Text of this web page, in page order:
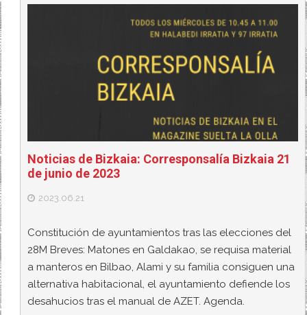
Noticias de Bizkaia: Corresponsalía Bizkaia 21
de junio de 2023
2023.06.21
Constitución de ayuntamientos tras las elecciones del
28M Breves: Matones en Galdakao, se requisa material
a manteros en Bilbao, Alami y su familia consiguen una
alternativa habitacional, el ayuntamiento defiende los
desahucios tras el manual de AZET. Agenda.